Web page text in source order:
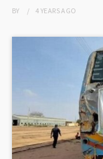
BY 4 YEARSAGO